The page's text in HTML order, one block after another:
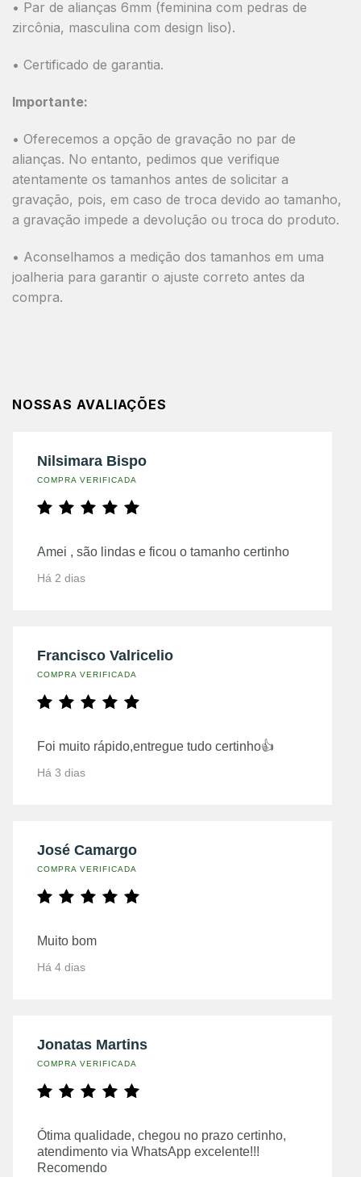
• Par de alianças 6mm (feminina com pedras de
zircônia, masculina com design liso).
• Certificado de garantia.
Importante:
• Oferecemos a opção de gravação no par de
alianças. No entanto, pedimos que verifique
atentamente os tamanhos antes de solicitar a
gravação, pois, em caso de troca devido ao tamanho,
a gravação impede a devolução ou troca do produto.
• Aconselhamos a medição dos tamanhos em uma
joalheria para garantir o ajuste correto antes da
compra.
NOSSAS AVALIAÇÕES
Nilsimara Bispo
COMPRA VERIFICADA
Amei , são lindas e ficou o tamanho certinho
Há 2 dias
Francisco Valricelio
COMPRA VERIFICADA
Foi muito rápido,entregue tudo certinho👍
Há 3 dias
José Camargo
COMPRA VERIFICADA
Muito bom
Há 4 dias
Jonatas Martins
COMPRA VERIFICADA
Ótima qualidade, chegou no prazo certinho,
atendimento via WhatsApp excelente!!!
Recomendo